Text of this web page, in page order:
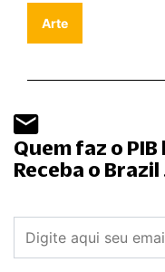
Arte
Quem faz o PIB
Receba o